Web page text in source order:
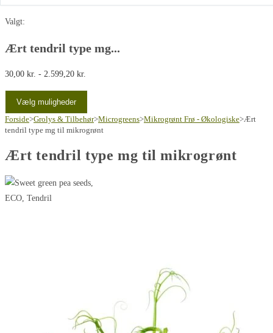
Valgt:
Ært tendril type mg...
30,00 kr. - 2.599,20 kr.
30,00 kr.
2.599,20 kr.
Vælg muligheder
Forside>Grolys & Tilbehør>Microgreens>Mikrogrønt Frø - Økologiske>Ært
tendril type mg til mikrogrønt
Ært tendril type mg til mikrogrønt